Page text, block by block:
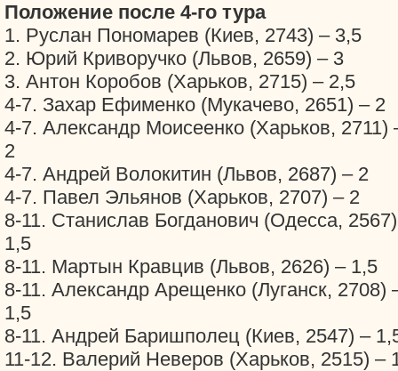
Положение после 4-го тура
1. Руслан Пономарев (Киев, 2743) – 3,5
2. Юрий Криворучко (Львов, 2659) – 3
3. Антон Коробов (Харьков, 2715) – 2,5
4-7. Захар Ефименко (Мукачево, 2651) – 2
4-7. Александр Моисеенко (Харьков, 2711)
2
4-7. Андрей Волокитин (Львов, 2687) – 2
4-7. Павел Эльянов (Харьков, 2707) – 2
8-11. Станислав Богданович (Одесса,
1,5
8-11. Мартын Кравцив (Львов, 2626) – 1,5
8-11. Александр Арещенко (Луганск, 2708)
1,5
8-11. Андрей Баришполец (Киев, 2547) –
11-12. Валерий Неверов (Харьков, 2515) –